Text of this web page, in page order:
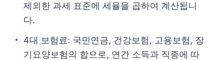
제외한 과세 표준에 세율을 곱하여 계산됩니
다.
4대 보험료: 국민연금, 건강보험, 고용보험, 장
기요양보험의 합으로, 연간 소득과 직종에 따